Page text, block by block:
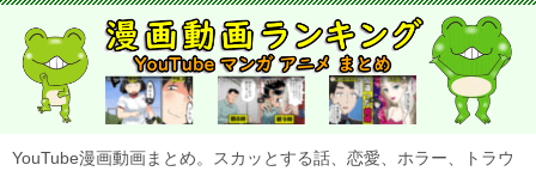
YouTube漫画動画まとめ。スカッとする話、恋愛、ホラー、トラウ